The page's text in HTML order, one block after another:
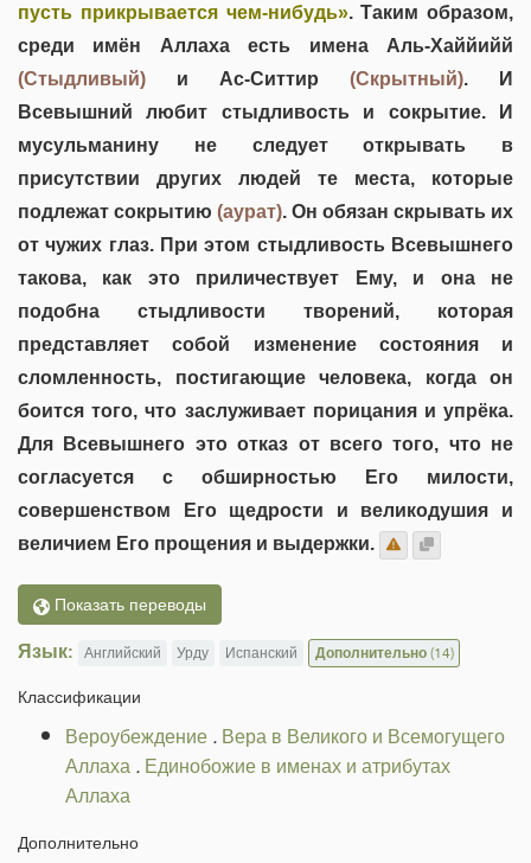
пусть прикрывается чем-нибудь». Таким образом,
среди имён Аллаха есть имена Аль-Хаййийй
(Стыдливый) и Ас-Ситтир (Скрытный). И
Всевышний любит стыдливость и сокрытие. И
мусульманину не следует открывать в
присутствии других людей те места, которые
подлежат сокрытию (аурат). Он обязан скрывать их
от чужих глаз. При этом стыдливость Всевышнего
такова, как это приличествует Ему, и она не
подобна стыдливости творений, которая
представляет собой изменение состояния и
сломленность, постигающие человека, когда он
боится того, что заслуживает порицания и упрёка.
Для Всевышнего это отказ от всего того, что не
согласуется с обширностью Его милости,
совершенством Его щедрости и великодушия и
величием Его прощения и выдержки.
Показать переводы
Язык: Английский Урду Испанский Дополнительно(14)
Классификации
Вероубеждение.Вера в Великого и Всемогущего
Аллаха.Единобожие в именах и атрибутах
Аллаха
Дополнительно